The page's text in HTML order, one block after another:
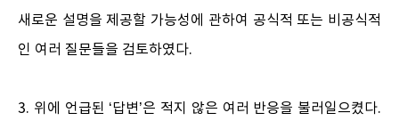
새로운 설명을 제공할 가능성에 관하여 공식적 또는 비공식적
인 여러 질문들을 검토하였다.
3. 위에 언급된 ‘답변’은 적지 않은 여러 반응을 불러일으켰다.